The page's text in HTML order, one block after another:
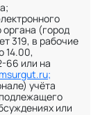
органа (город
319, в рабочие
14.00,
66 или на
учёта
или